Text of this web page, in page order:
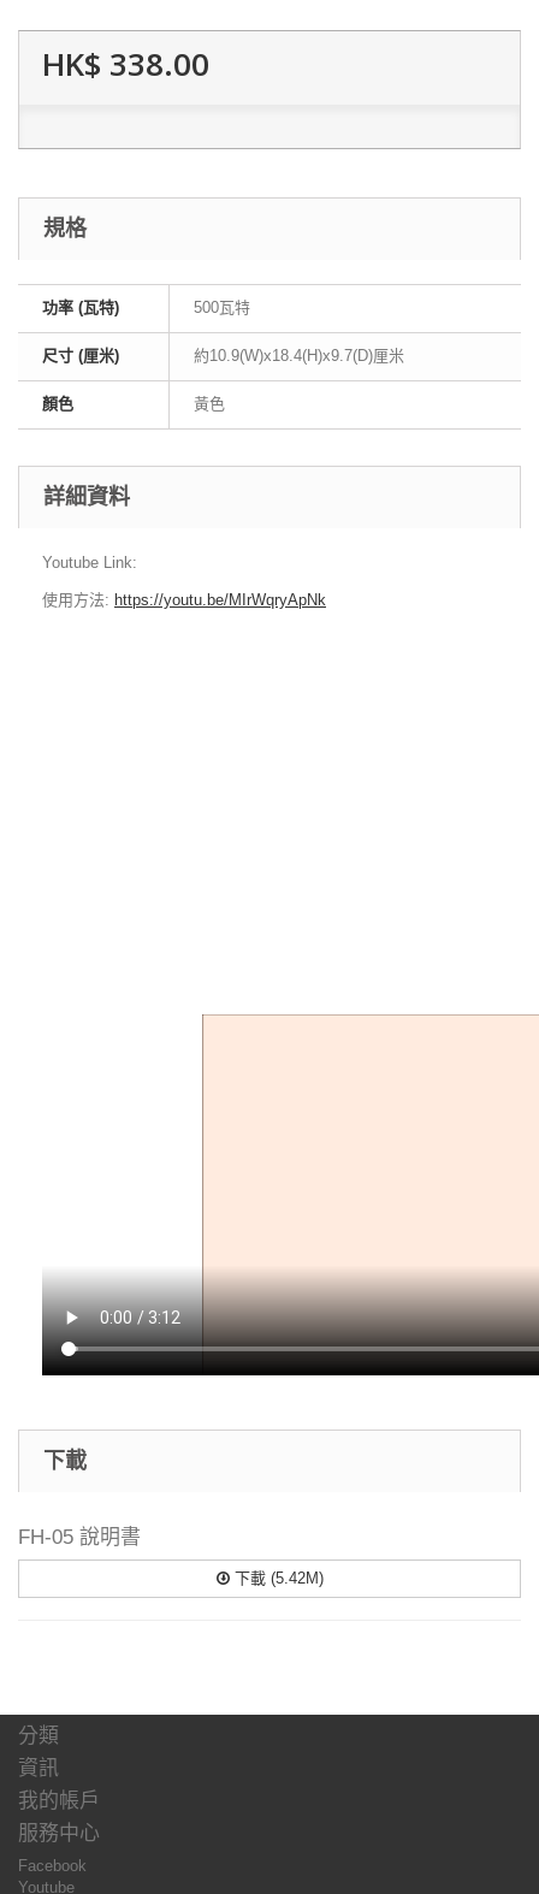
HK$ 338.00
規格
功率 (瓦特) 500瓦特
尺寸 (厘米) 約10.9(W)x18.4(H)x9.7(D)厘米
顏色 黃色
詳細資料
Youtube Link:
使用方法: https://youtu.be/MIrWqryApNk
下載
FH-05 說明書
下載 (5.42M)
分類
資訊
我的帳戶
服務中心
Facebook
Youtube